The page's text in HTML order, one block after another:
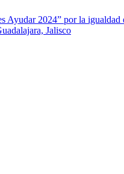
Ayudar 2024” por la igualdad
Jalisco